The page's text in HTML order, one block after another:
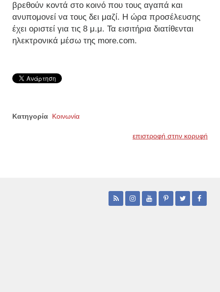
βρεθούν κοντά στο κοινό που τους αγαπά και
ανυπομονεί να τους δει μαζί. Η ώρα προσέλευσης
έχει οριστεί για τις 8 μ.μ. Τα εισιτήρια διατίθενται
ηλεκτρονικά μέσω της more.com.
Κατηγορία Κοινωνία
επιστροφή στην κορυφή